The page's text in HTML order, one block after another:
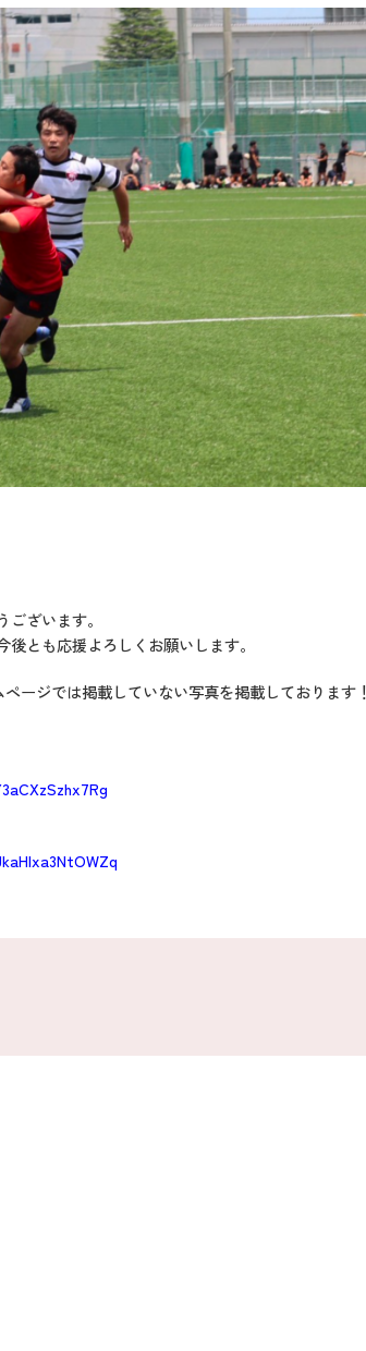
ざいます。
とも応援よろしくお願いします。
ージでは掲載していない写真を掲載しております！